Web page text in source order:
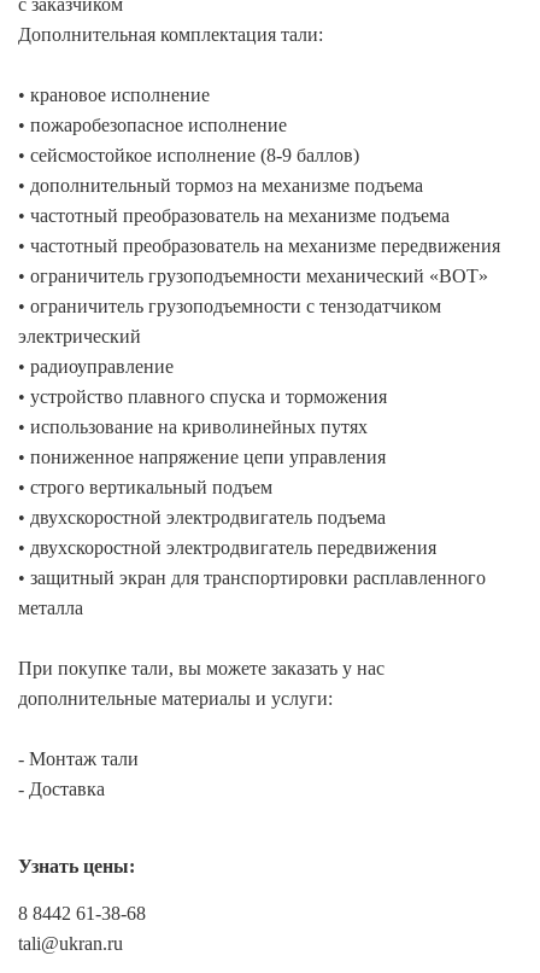
с заказчиком
Дополнительная комплектация тали:
• крановое исполнение
• пожаробезопасное исполнение
• сейсмостойкое исполнение (8-9 баллов)
• дополнительный тормоз на механизме подъема
• частотный преобразователь на механизме подъема
• частотный преобразователь на механизме передвижения
• ограничитель грузоподъемности механический «ВОТ»
• ограничитель грузоподъемности с тензодатчиком
электрический
• радиоуправление
• устройство плавного спуска и торможения
• использование на криволинейных путях
• пониженное напряжение цепи управления
• строго вертикальный подъем
• двухскоростной электродвигатель подъема
• двухскоростной электродвигатель передвижения
• защитный экран для транспортировки расплавленного
металла
При покупке тали, вы можете заказать у нас
дополнительные материалы и услуги:
- Монтаж тали
- Доставка
Узнать цены:
8 8442 61-38-68
tali@ukran.ru